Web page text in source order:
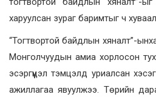
харуулсан зураг баримтыг ч
“Тогтвортой байдлын хяналт”-
Монголчуудын амиа хорлосон
эсэргүүцэл тэмцэлд уриалсан
ажиллагаа явуулжээ. Төрийн